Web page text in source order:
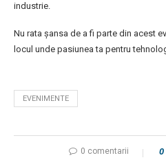
industrie.
Nu rata șansa de a fi parte din acest
locul unde pasiunea ta pentru
EVENIMENTE
0 comentarii 0